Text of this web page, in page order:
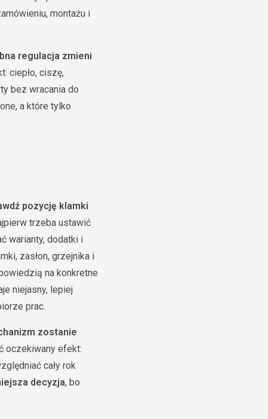
montażu i
regulacja zmieni
ciepło, ciszę,
bez wracania do
a które tylko
pozycję klamki
trzeba ustawić
warianty, dodatki i
zasłon, grzejnika i
na konkretne
niejasny, lepiej
prac.
zostanie
oczekiwany efekt:
cały rok
decyzja, bo